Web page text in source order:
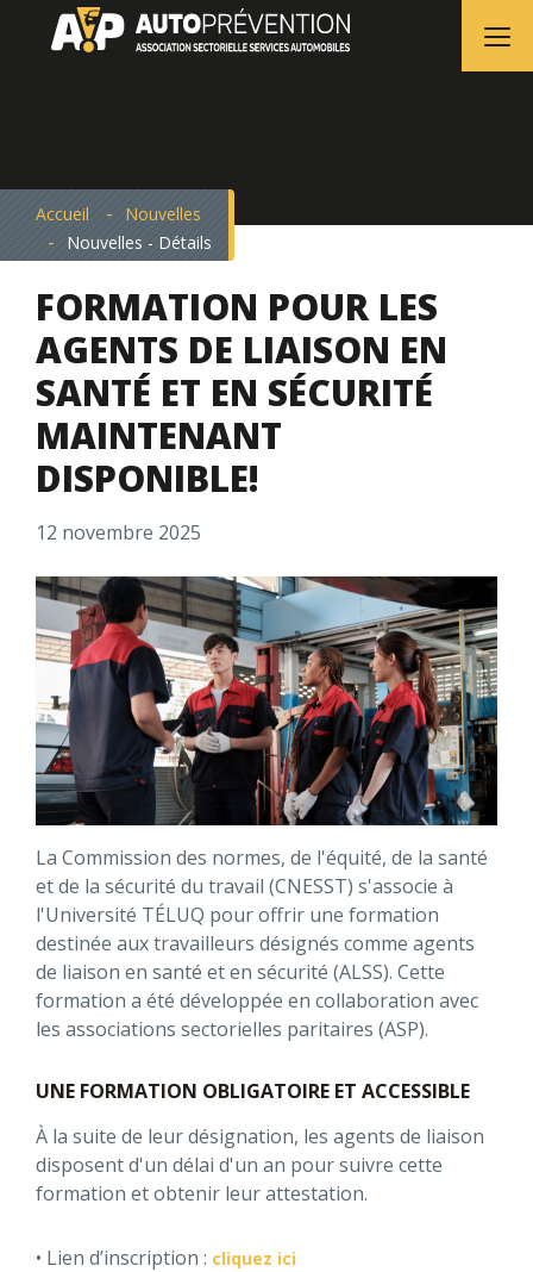
Accueil
Nouvelles
Nouvelles - Détails
FORMATION POUR LES
AGENTS DE LIAISON EN
SANTÉ ET EN SÉCURITÉ
MAINTENANT
DISPONIBLE!
12 novembre 2025
La Commission des normes, de l'équité, de la santé
et de la sécurité du travail (CNESST) s'associe à
l'Université TÉLUQ pour offrir une formation
destinée aux travailleurs désignés comme agents
de liaison en santé et en sécurité (ALSS). Cette
formation a été développée en collaboration avec
les associations sectorielles paritaires (ASP).
UNE FORMATION OBLIGATOIRE ET ACCESSIBLE
À la suite de leur désignation, les agents de liaison
disposent d'un délai d'un an pour suivre cette
formation et obtenir leur attestation.
• Lien d’inscription : cliquez ici